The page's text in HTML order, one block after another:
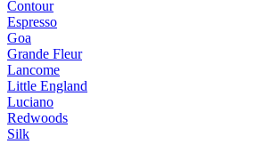
Contour
Espresso
Goa
Grande Fleur
Lancome
Little England
Luciano
Redwoods
Silk